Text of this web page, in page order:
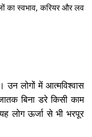
का स्वभाव, करियर और लव
उन लोगों में आत्मविश्वास
बिना डरे किसी काम
लोग ऊर्जा से भी भरपूर